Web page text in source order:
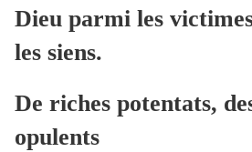
Dieu parmi les
les siens.
De riches potentats,
opulents